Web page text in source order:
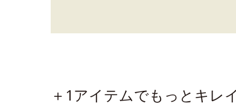
＋1アイテムでもっとキレ